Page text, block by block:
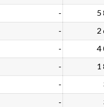
- 5
- 2
- 4
- 1
-
-